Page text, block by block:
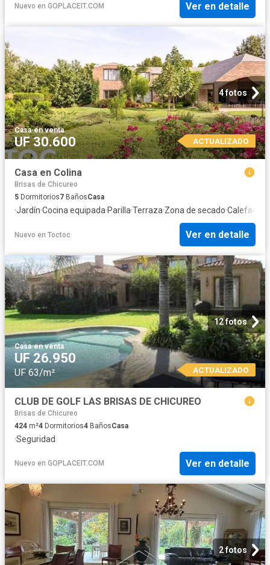
Nuevo en GOPLACEIT.COM Ver en detalle
4 fotos
Casa·en venta
UF 30.600 ACTUALIZADO
Casa en Colina
Brisas de Chicureo
5 Dormitorios7 BañosCasa
·Jardín·Cocina equipada·Parilla·Terraza·Zona de secado·
Nuevo en Toctoc Ver en detalle
12 fotos
Casa·en venta
UF 26.950
UF 63/m² ACTUALIZADO
CLUB DE GOLF LAS BRISAS DE CHICUREO
Brisas de Chicureo
424 m²4 Dormitorios4 BañosCasa
·Seguridad
Nuevo en GOPLACEIT.COM Ver en detalle
2 fotos